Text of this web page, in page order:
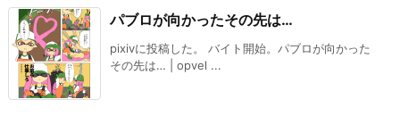
パブロが向かったその先は…
pixivに投稿した。 バイト開始。パブロが向かった
その先は… | opvel ...